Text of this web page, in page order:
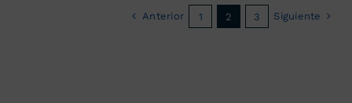
Anterior 1 2 3 Siguiente